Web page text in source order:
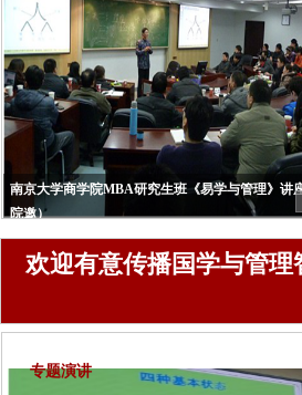
南京大学商学院MBA研究生班《易学与管理》讲
院邀）
欢迎有意传播国学与管
专题演讲